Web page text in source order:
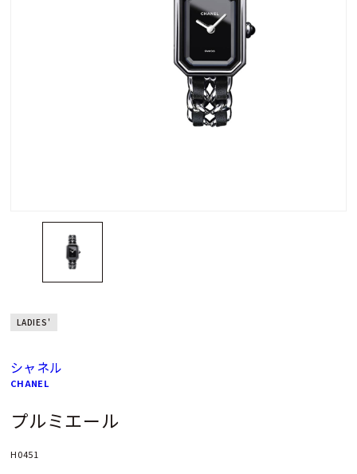
LADIES'
シャネル
CHANEL
プルミエール
H0451